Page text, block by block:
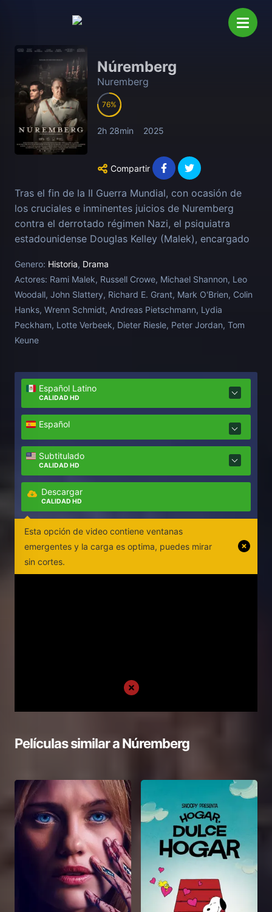
Núremberg
Nuremberg
76
2h 28min 2025
Compartir
Tras el fin de la II Guerra Mundial, con ocasión de
los cruciales e inminentes juicios de Nuremberg
contra el derrotado régimen Nazi, el psiquiatra
estadounidense Douglas Kelley (Malek), encargado
aptos para ser juzgados por sus crímenes de guerra,
se ve inmerso en una compleja batalla de ingenio
dialéctico con Hermann Göring (Crowe), mano
derecha de Hitler. Basada en el libro "El nazi y el
psiquiatra", de Jack El-Hai.
Genero: Historia, Drama
Actores: Rami Malek, Russell Crowe, Michael Shannon, Leo
Woodall, John Slattery, Richard E. Grant, Mark O'Brien, Colin
Hanks, Wrenn Schmidt, Andreas Pietschmann, Lydia
Peckham, Lotte Verbeek, Dieter Riesle, Peter Jordan, Tom
Keune
Español Latino
CALIDAD HD
Español
Subtitulado
CALIDAD HD
Descargar
CALIDAD HD
Esta opción de video contiene ventanas
emergentes y la carga es optima, puedes mirar
sin cortes.
Películas similar aNúremberg